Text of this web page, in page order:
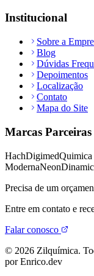
Institucional
Sobre a
Blog
Dúvidas
Depoimentos
Localização
Contato
Mapa do Site
Marcas Parceiras
HachDigimedQuimica
ModernaNeon
Precisa de um
Entre em contato e
Falar conosco
© 2026 Zilquímica.
por Enrico.dev